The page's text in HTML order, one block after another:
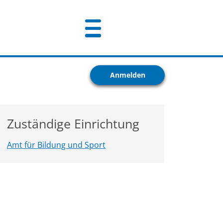
Anmelden
Zuständige Einrichtung
Amt für Bildung und Sport